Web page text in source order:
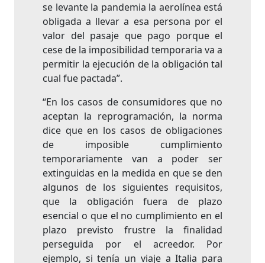
se levante la pandemia la aerolínea está
obligada a llevar a esa persona por el
valor del pasaje que pago porque el
cese de la imposibilidad temporaria va a
permitir la ejecución de la obligación tal
cual fue pactada”.
“En los casos de consumidores que no
aceptan la reprogramación, la norma
dice que en los casos de obligaciones
de imposible cumplimiento
temporariamente van a poder ser
extinguidas en la medida en que se den
algunos de los siguientes requisitos,
que la obligación fuera de plazo
esencial o que el no cumplimiento en el
plazo previsto frustre la finalidad
perseguida por el acreedor. Por
ejemplo, si tenía un viaje a Italia para